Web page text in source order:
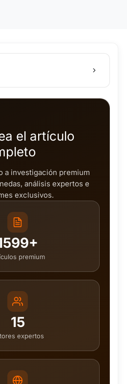
el artículo
a investigación premium
análisis expertos e
exclusivos.
premium
15
expertos